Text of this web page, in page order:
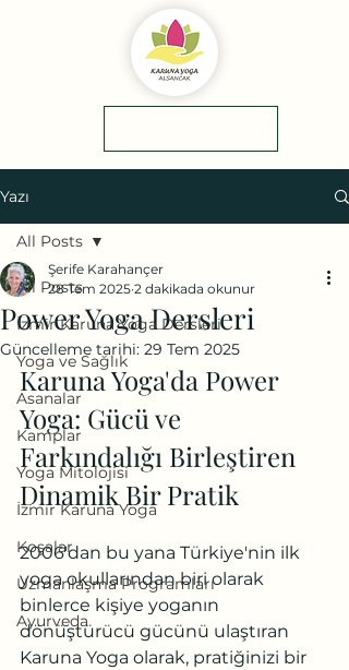
Yazı
All Posts
İzmir Karuna Yoga Dersleri
Yoga ve Sağlık
Asanalar
Kamplar
Yoga Mitolojisi
İzmir Karuna Yoga
Koşalar
Uzmanlaşma Programları
Ayurveda
All Posts
Power Yoga Dersleri
Şerife Karahançer
28 Tem 2025 2 dakikada okunur
Güncelleme tarihi: 29 Tem 2025
Karuna Yoga'da Power
Yoga: Gücü ve
Farkındalığı Birleştiren
Dinamik Bir Pratik
2006'dan bu yana Türkiye'nin ilk
yoga okullarından biri olarak
binlerce kişiye yoganın
dönüştürücü gücünü ulaştıran
Karuna Yoga olarak, pratiğinizi bir